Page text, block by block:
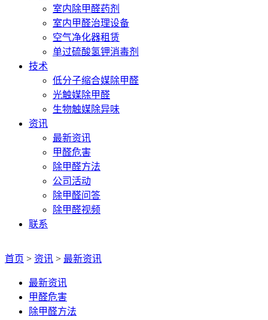
室内除甲醛药剂
室内甲醛治理设备
空气净化器租赁
单过硫酸氢钾消毒剂
技术
低分子缩合媒除甲醛
光触媒除甲醛
生物触媒除异味
资讯
最新资讯
甲醛危害
除甲醛方法
公司活动
除甲醛问答
除甲醛视频
联系
首页 > 资讯 > 最新资讯
最新资讯
甲醛危害
除甲醛方法